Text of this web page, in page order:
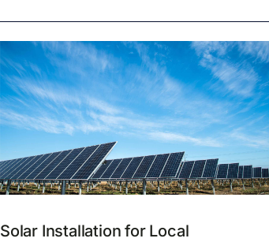
Solar Installation for Local